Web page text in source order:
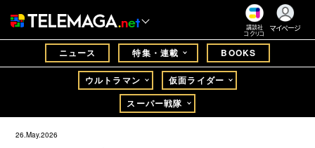
講談社
コクリコ
マイページ
ニュース 特集・連載 BOOKS
ウルトラマン
仮面ライダー
スーパー戦隊
26.May.2026